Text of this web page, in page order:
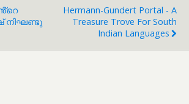
നിഘണ്ടു
Hermann-Gundert Portal - A
Treasure Trove For South
Indian Languages